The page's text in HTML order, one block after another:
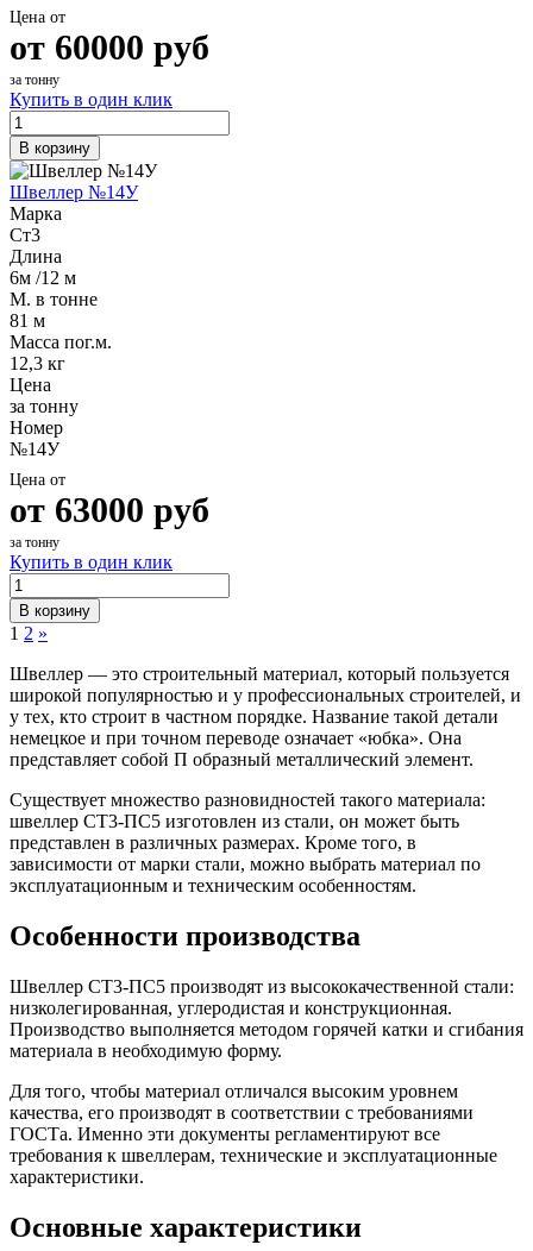
Цена от
от 60000 руб
за тонну
Купить в один клик
В корзину
Швеллер №14У
Марка
Ст3
Длина
6м /12 м
М. в тонне
81 м
Масса пог.м.
12,3 кг
Цена
за тонну
Номер
№14У
Цена от
от 63000 руб
за тонну
Купить в один клик
В корзину
1 2 »
Швеллер — это строительный материал, который пользуется
широкой популярностью и у профессиональных строителей, и
у тех, кто строит в частном порядке. Название такой детали
немецкое и при точном переводе означает «юбка». Она
представляет собой П образный металлический элемент.
Существует множество разновидностей такого материала:
швеллер СТ3-ПС5 изготовлен из стали, он может быть
представлен в различных размерах. Кроме того, в
зависимости от марки стали, можно выбрать материал по
эксплуатационным и техническим особенностям.
Особенности производства
Швеллер СТ3-ПС5 производят из высококачественной стали:
низколегированная, углеродистая и конструкционная.
Производство выполняется методом горячей катки и сгибания
материала в необходимую форму.
Для того, чтобы материал отличался высоким уровнем
качества, его производят в соответствии с требованиями
ГОСТа. Именно эти документы регламентируют все
требования к швеллерам, технические и эксплуатационные
характеристики.
Основные характеристики